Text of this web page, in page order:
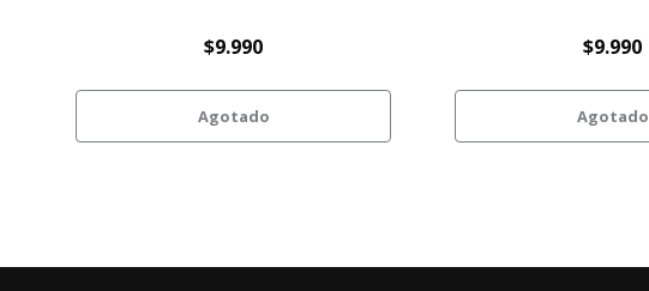
$9.990
Agotado
$9.990
Agotado